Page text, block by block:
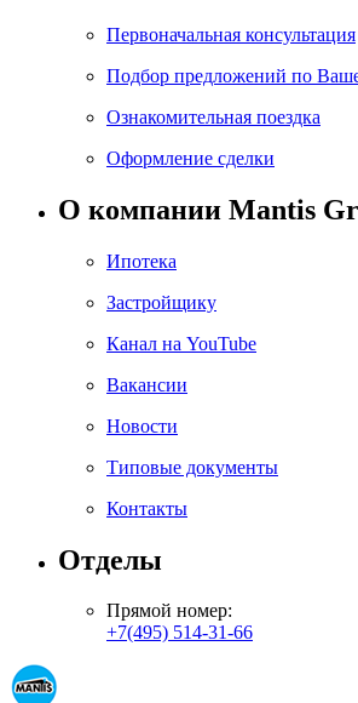
Первоначальная консультация
Подбор предложений по
Ознакомительная поездка
Оформление сделки
О компании Mantis
Ипотека
Застройщику
Канал на YouTube
Вакансии
Новости
Типовые документы
Контакты
Отделы
Прямой номер:
+7(495) 514-31-66